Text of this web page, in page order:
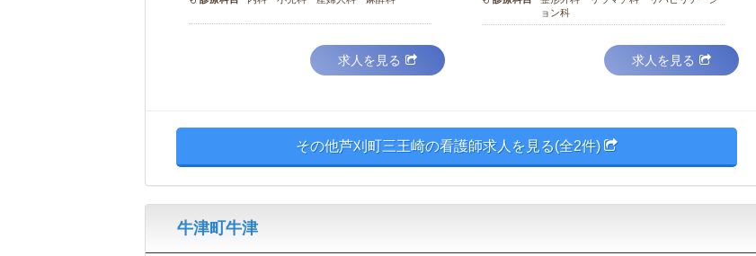
求人を見る
ョン科
求人を見る
その他芦刈町三王崎の看護師求人を見る(全2件)
牛津町牛津